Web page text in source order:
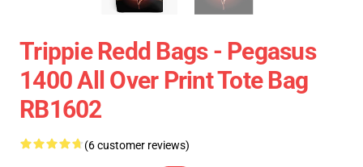
Trippie Redd Bags - Pegasus
1400 All Over Print Tote Bag
RB1602
(6 customer reviews)